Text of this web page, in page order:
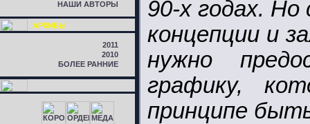
НАШИ АВТОРЫ
АРХИВЫ
2011
2010
БОЛЕЕ РАННИЕ
90-х годах.
концепции и
нужно
графику,
принципе